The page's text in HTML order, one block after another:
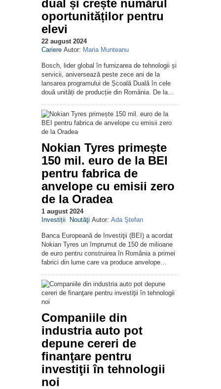
dual și crește numărul
oportunităților pentru
elevi
22 august 2024
Cariere Autor: Maria Munteanu
Bosch, lider global în furnizarea de tehnologii și
servicii, aniversează peste zece ani de la
lansarea programului de Școală Duală în cele
două unități de producție din România. De la…
Nokian Tyres primește
150 mil. euro de la BEI
pentru fabrica de
anvelope cu emisii zero
de la Oradea
1 august 2024
Investiții
Noutăţi Autor: Ada Ştefan
Banca Europeană de Investiţii (BEI) a acordat
Nokian Tyres un împrumut de 150 de milioane
de euro pentru construirea în România a primei
fabrici din lume care va produce anvelope…
Companiile din
industria auto pot
depune cereri de
finanţare pentru
investiţii în tehnologii
noi